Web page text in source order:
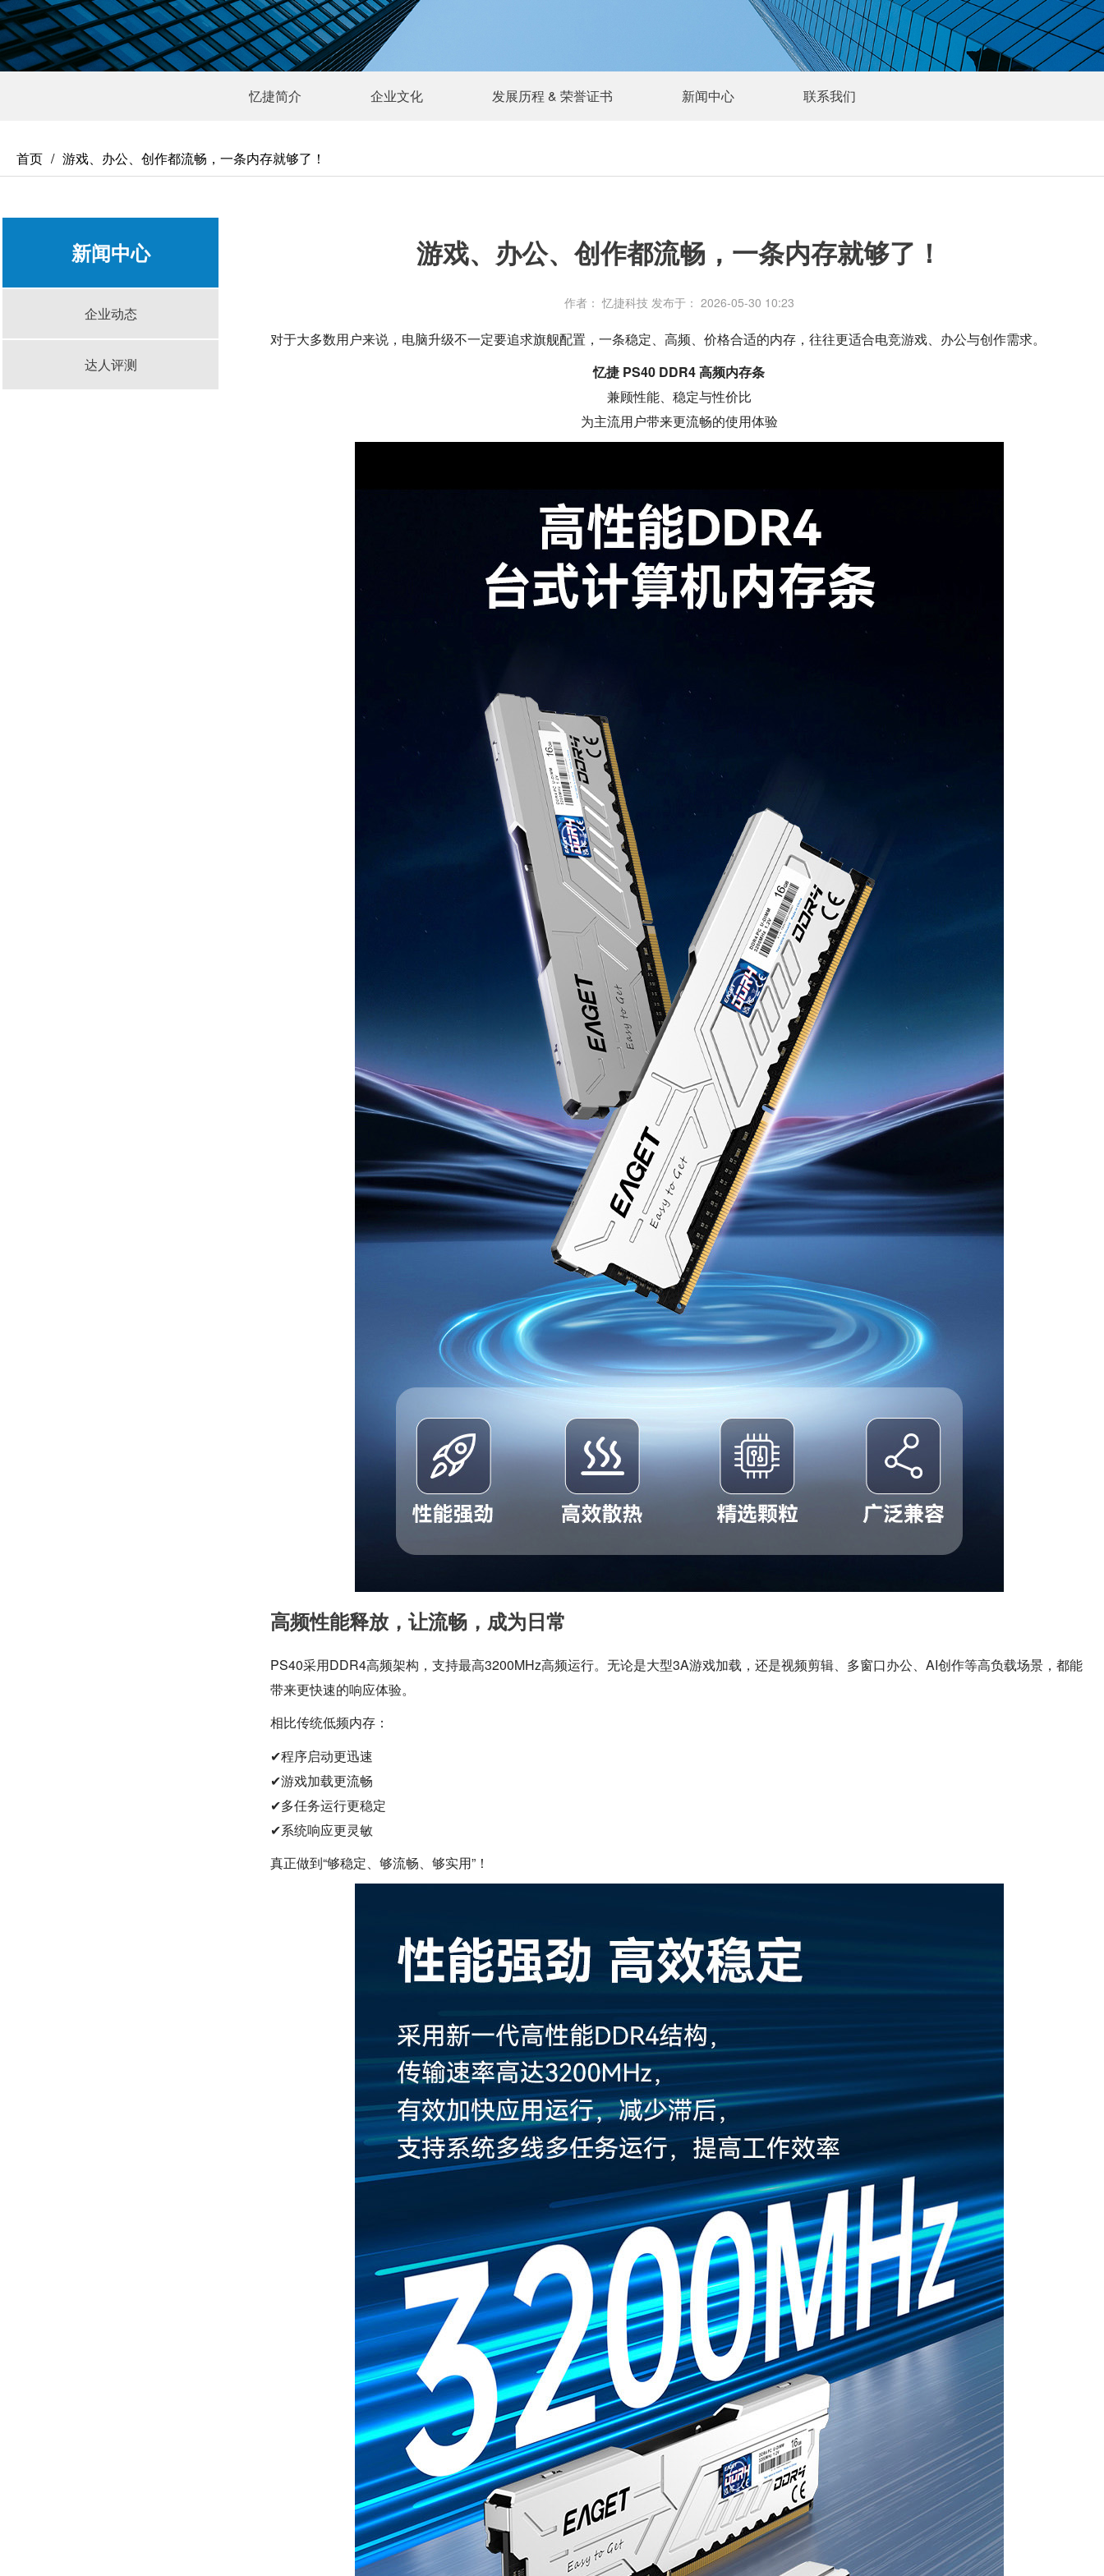
忆捷简介 企业文化 发展历程 & 荣誉证书 新闻中心 联系我们
首页 游戏、办公、创作都流畅，一条内存就够了！
新闻中心
企业动态
达人评测
游戏、办公、创作都流畅，一条内存就够了！
作者： 忆捷科技 发布于： 2026-05-30 10:23
对于大多数用户来说，电脑升级不一定要追求旗舰配置，一条稳定、高频、价格合适的内存，往往更适合电竞游戏、办公与创作需求。
忆捷 PS40 DDR4 高频内存条
兼顾性能、稳定与性价比
为主流用户带来更流畅的使用体验
高频性能释放，让流畅，成为日常
PS40采用DDR4高频架构，支持最高3200MHz高频运行。无论是大型3A游戏加载，还是视频剪辑、多窗口办公、AI创作等高负载场景，都能
带来更快速的响应体验。
相比传统低频内存：
✔程序启动更迅速
✔游戏加载更流畅
✔多任务运行更稳定
✔系统响应更灵敏
真正做到“够稳定、够流畅、够实用”！